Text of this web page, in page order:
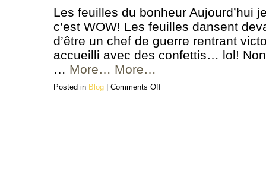
Les feuilles du bonheur Aujourd’hui
c’est WOW! Les feuilles dansent
d’être un chef de guerre rentrant
accueilli avec des confettis… lol!
… More… More…
Posted in Blog Comments Offon